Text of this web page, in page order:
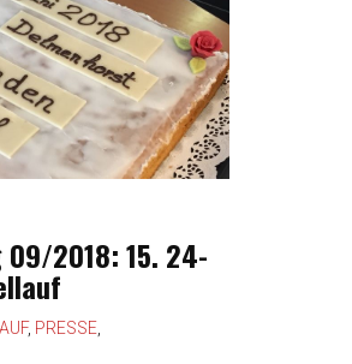
2018: 15. 24-
, PRESSE